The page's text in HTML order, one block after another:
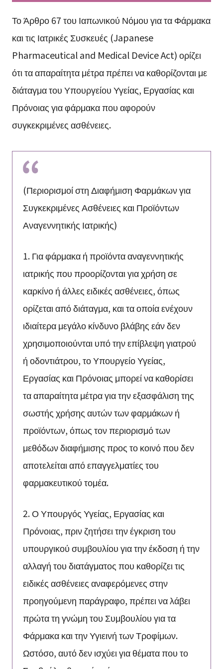
Το Άρθρο 67 του Ιαπωνικού Νόμου για τα Φάρμακα
και τις Ιατρικές Συσκευές (Japanese
Pharmaceutical and Medical Device Act) ορίζει
ότι τα απαραίτητα μέτρα πρέπει να καθορίζονται με
διάταγμα του Υπουργείου Υγείας, Εργασίας και
Πρόνοιας για φάρμακα που αφορούν
συγκεκριμένες ασθένειες.
(Περιορισμοί στη Διαφήμιση Φαρμάκων για
Συγκεκριμένες Ασθένειες και Προϊόντων
Αναγεννητικής Ιατρικής)
1. Για φάρμακα ή προϊόντα αναγεννητικής
ιατρικής που προορίζονται για χρήση σε
καρκίνο ή άλλες ειδικές ασθένειες, όπως
ορίζεται από διάταγμα, και τα οποία ενέχουν
ιδιαίτερα μεγάλο κίνδυνο βλάβης εάν δεν
χρησιμοποιούνται υπό την επίβλεψη γιατρού
ή οδοντιάτρου, το Υπουργείο Υγείας,
Εργασίας και Πρόνοιας μπορεί να καθορίσει
τα απαραίτητα μέτρα για την εξασφάλιση της
σωστής χρήσης αυτών των φαρμάκων ή
προϊόντων, όπως τον περιορισμό των
μεθόδων διαφήμισης προς το κοινό που δεν
αποτελείται από επαγγελματίες του
φαρμακευτικού τομέα.
2. Ο Υπουργός Υγείας, Εργασίας και
Πρόνοιας, πριν ζητήσει την έγκριση του
υπουργικού συμβουλίου για την έκδοση ή την
αλλαγή του διατάγματος που καθορίζει τις
ειδικές ασθένειες αναφερόμενες στην
προηγούμενη παράγραφο, πρέπει να λάβει
πρώτα τη γνώμη του Συμβουλίου για τα
Φάρμακα και την Υγιεινή των Τροφίμων.
Ωστόσο, αυτό δεν ισχύει για θέματα που το